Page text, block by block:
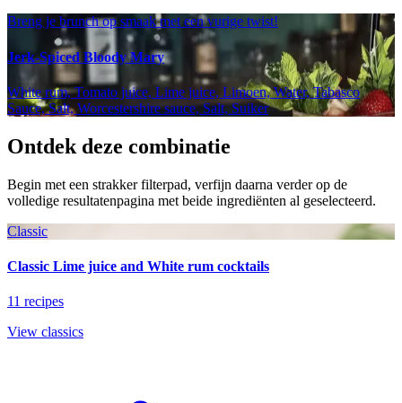
Breng je brunch op smaak met een vurige twist!
Jerk-Spiced Bloody Mary
White rum, Tomato juice, Lime juice, Limoen, Water, Tabasco
Sauce, Salt, Worcestershire sauce, Salt, Suiker
Ontdek deze combinatie
Begin met een strakker filterpad, verfijn daarna verder op de
volledige resultatenpagina met beide ingrediënten al geselecteerd.
Classic
Classic Lime juice and White rum cocktails
11 recipes
View classics